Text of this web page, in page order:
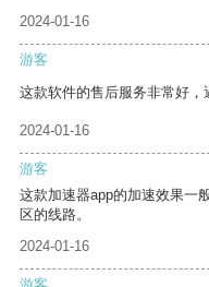
2024-01-16
游客
这款软件的售后服务非常好，
2024-01-16
游客
这款加速器app的加速效果一
区的线路。
2024-01-16